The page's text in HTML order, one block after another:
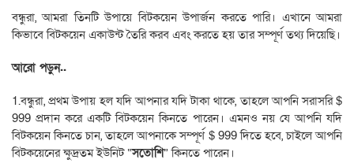
বন্ধুরা, আমরা তিনটি উপায়ে বিটকয়েন উপার্জন করতে পারি। এখানে আমরা
কিভাবে বিটকয়েন একাউন্ট তৈরি করব এবং করতে হয় তার সম্পূর্ণ তথ্য দিয়েছি।
আরো পড়ুন..
1.বন্ধুরা, প্রথম উপায় হল যদি আপনার যদি টাকা থাকে, তাহলে আপনি সরাসরি $
999 প্রদান করে একটি বিটকয়েন কিনতে পারেন। এমনও নয় যে আপনি যদি
বিটকয়েন কিনতে চান, তাহলে আপনাকে সম্পূর্ণ $ 999 দিতে হবে, চাইলে আপনি
বিটকয়েনের ক্ষুদ্রতম ইউনিট “সতোশি” কিনতে পারেন।